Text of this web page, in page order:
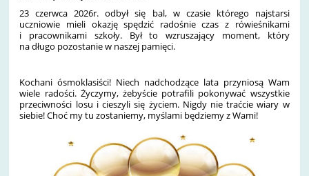
23 czerwca 2026r. odbył się bal, w czasie którego najstarsi
uczniowie mieli okazję spędzić radośnie czas z rówieśnikami
i pracownikami szkoły. Był to wzruszający moment, który
na długo pozostanie w naszej pamięci.
Kochani ósmoklasiści! Niech nadchodzące lata przyniosą Wam
wiele radości. Życzymy, żebyście potrafili pokonywać wszystkie
przeciwności losu i cieszyli się życiem. Nigdy nie traćcie wiary w
siebie! Choć my tu zostaniemy, myślami będziemy z Wami!